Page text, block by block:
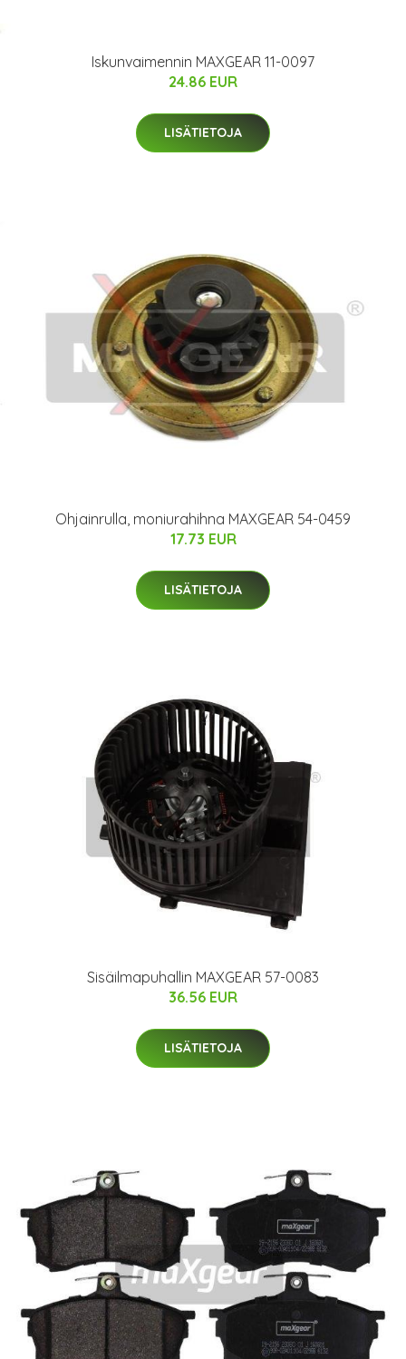
Iskunvaimennin MAXGEAR 11-0097
24.86 EUR
LISÄTIETOJA
Ohjainrulla, moniurahihna MAXGEAR 54-0459
17.73 EUR
LISÄTIETOJA
Sisäilmapuhallin MAXGEAR 57-0083
36.56 EUR
LISÄTIETOJA